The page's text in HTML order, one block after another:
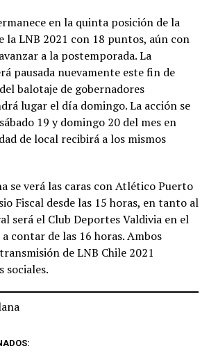
en la quinta posición de la
la LNB 2021 con 18 puntos, aún con
a la postemporada. La
pausada nuevamente este fin de
balotaje de gobernadores
lugar el día domingo. La acción se
19 y domingo 20 del mes en
de local recibirá a los mismos
se verá las caras con Atlético Puerto
Fiscal desde las 15 horas, en tanto al
será el Club Deportes Valdivia en el
contar de las 16 horas. Ambos
de LNB Chile 2021
sociales.